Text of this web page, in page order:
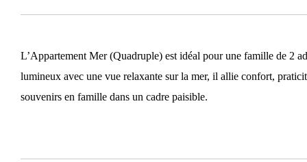
L’Appartement Mer (Quadruple) est idéal pour une famille de 2
lumineux avec une vue relaxante sur la mer, il allie confort,
souvenirs en famille dans un cadre paisible.